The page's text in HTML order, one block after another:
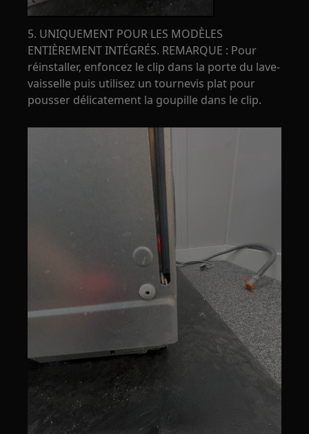
5. UNIQUEMENT POUR LES MODÈLES
ENTIÈREMENT INTÉGRÉS. REMARQUE : Pour
réinstaller, enfoncez le clip dans la porte du lave-
vaisselle puis utilisez un tournevis plat pour
pousser délicatement la goupille dans le clip.